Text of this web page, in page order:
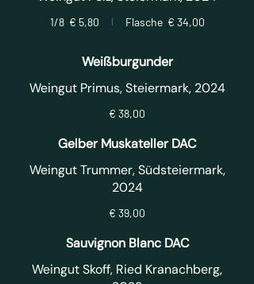
1/8 € 5,80 Flasche € 34,00
Weißburgunder
Weingut Primus, Steiermark, 2024
€ 38,00
Gelber Muskateller DAC
Weingut Trummer, Südsteiermark,
2024
€ 39,00
Sauvignon Blanc DAC
Weingut Skoff, Ried Kranachberg,